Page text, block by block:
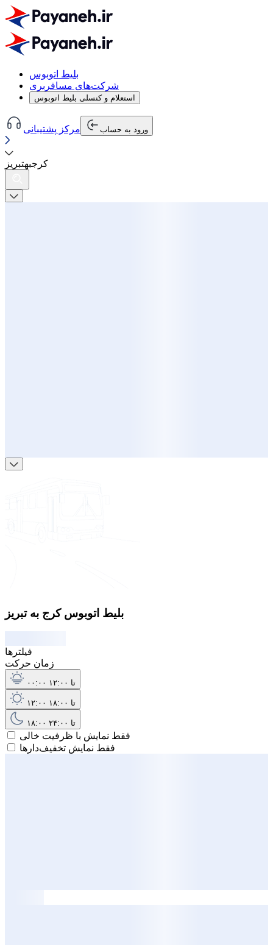
بلیط اتوبوس
شرکت‌های مسافربری
استعلام و کنسلی بلیط اتوبوس
مرکز پشتیبانی ورود به حساب
کرجبهتبریز
بلیط اتوبوس کرج به تبریز
فیلترها
زمان حرکت
۰۰:۰۰ تا ۱۲:۰۰
۱۲:۰۰ تا ۱۸:۰۰
۱۸:۰۰ تا ۲۴:۰۰
فقط نمایش با ظرفیت خالی
فقط نمایش تخفیف‌دارها